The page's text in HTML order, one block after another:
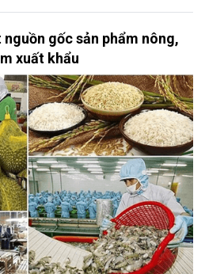
gốc sản phẩm nông,
xuất khẩu